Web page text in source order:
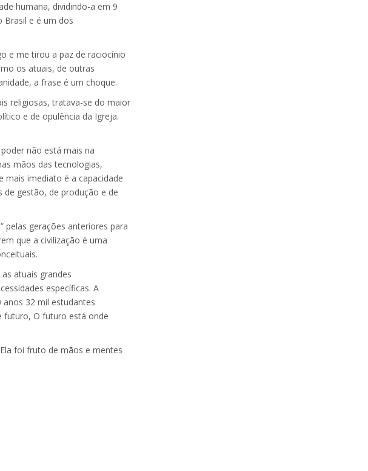
humana, dividindo-a em 9
Brasil e é um dos
me tirou a paz de raciocínio
os atuais, de outras
a frase é um choque.
religiosas, tratava-se do maior
e de opulência da Igreja.
não está mais na
mãos das tecnologias,
mais imediato é a capacidade
gestão, de produção e de
gerações anteriores para
que a civilização é uma
atuais grandes
específicas. A
32 mil estudantes
futuro, O futuro está onde
foi fruto de mãos e mentes